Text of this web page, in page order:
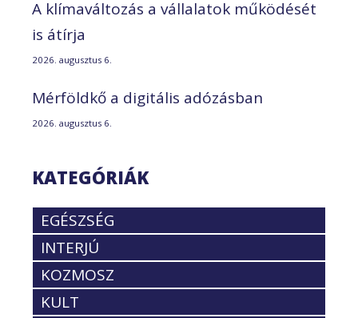
A klímaváltozás a vállalatok működését
is átírja
2026. augusztus 6.
Mérföldkő a digitális adózásban
2026. augusztus 6.
KATEGÓRIÁK
EGÉSZSÉG
INTERJÚ
KOZMOSZ
KULT